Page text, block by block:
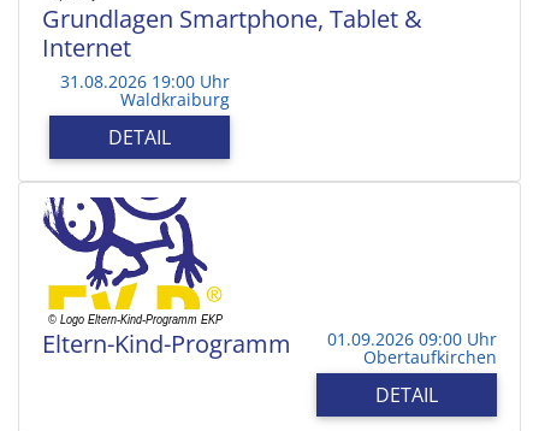
Grundlagen Smartphone, Tablet &
Internet
31.08.2026 19:00 Uhr
Waldkraiburg
DETAIL
Eltern-Kind-Programm 01.09.2026 09:00 Uhr
Obertaufkirchen
DETAIL